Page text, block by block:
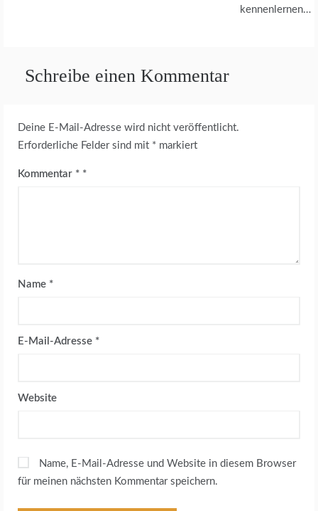
kennenlernen…
Schreibe einen Kommentar
Deine E-Mail-Adresse wird nicht veröffentlicht.
Erforderliche Felder sind mit * markiert
Kommentar *
Name *
E-Mail-Adresse *
Website
Name, E-Mail-Adresse und Website in diesem Browser
für meinen nächsten Kommentar speichern.